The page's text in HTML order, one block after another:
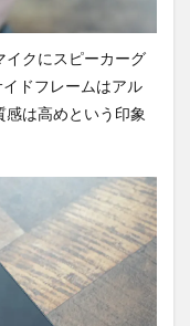
イクにスピーカーグ
ドフレームはアル
感は高めという印象